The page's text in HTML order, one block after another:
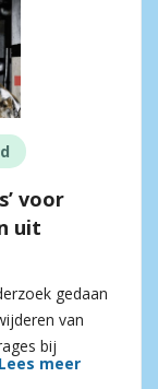
voor
uit
gedaan
van
bij
Lees meer